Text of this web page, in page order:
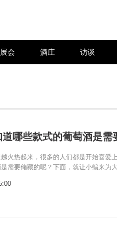
展会 酒庄 访谈
道哪些款式的葡萄酒是需
火热起来，很多的人们都是开始喜爱
需要储藏的呢？下面，就让小编来为